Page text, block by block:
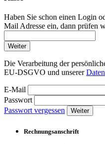
Haben Sie schon einen Login
Mail Adresse ein, dann prüfen
Weiter
Die Verarbeitung der
EU-DSGVO und unserer
E-Mail
Passwort
Passwort vergessen
Weiter
Rechnungsanschrift